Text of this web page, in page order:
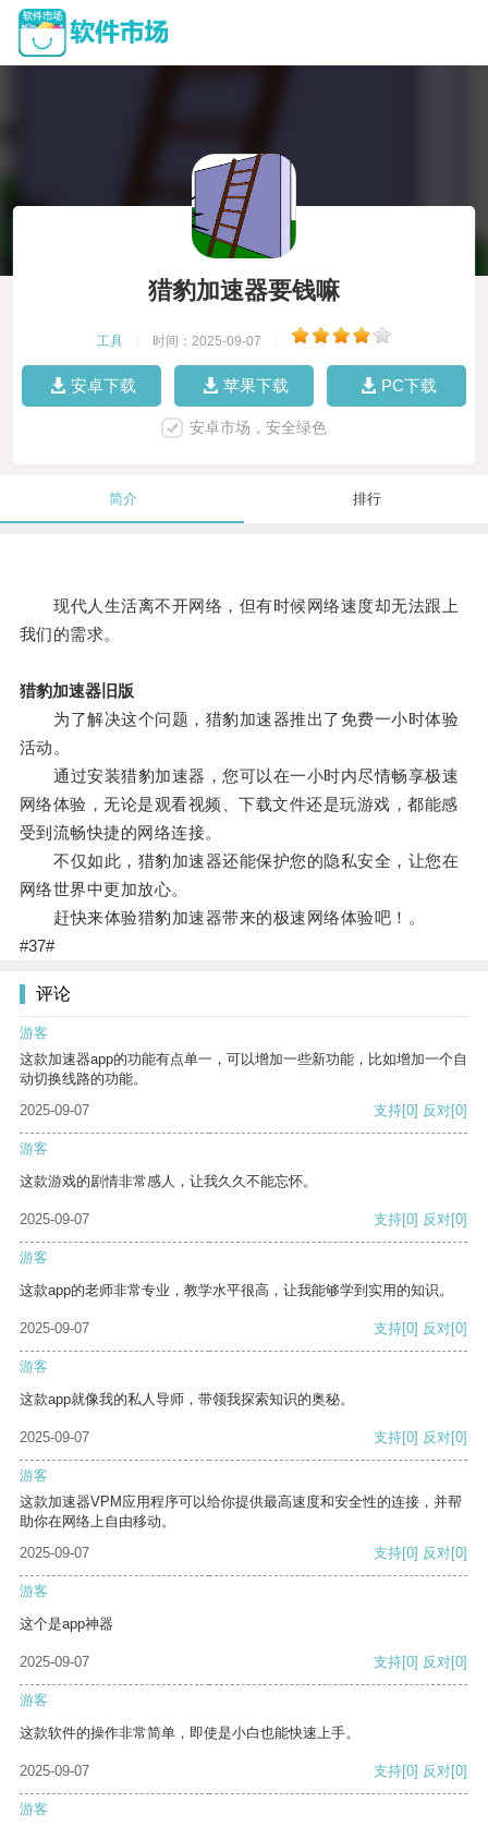
猎豹加速器要钱嘛
工具 时间：2025-09-07
安卓下载 苹果下载 PC下载
安卓市场，安全绿色
简介 排行
现代人生活离不开网络，但有时候网络速度却无法跟上
我们的需求。
猎豹加速器旧版
为了解决这个问题，猎豹加速器推出了免费一小时体验
活动。
通过安装猎豹加速器，您可以在一小时内尽情畅享极速
网络体验，无论是观看视频、下载文件还是玩游戏，都能感
受到流畅快捷的网络连接。
不仅如此，猎豹加速器还能保护您的隐私安全，让您在
网络世界中更加放心。
赶快来体验猎豹加速器带来的极速网络体验吧！。
#37#
评论
游客
这款加速器app的功能有点单一，可以增加一些新功能，比如增加一个自
动切换线路的功能。
2025-09-07
支持[0] 反对[0]
游客
这款游戏的剧情非常感人，让我久久不能忘怀。
2025-09-07 支持[0] 反对[0]
游客
这款app的老师非常专业，教学水平很高，让我能够学到实用的知识。
2025-09-07 支持[0] 反对[0]
游客
这款app就像我的私人导师，带领我探索知识的奥秘。
2025-09-07 支持[0] 反对[0]
游客
这款加速器VPM应用程序可以给你提供最高速度和安全性的连接，并帮
助你在网络上自由移动。
2025-09-07
支持[0] 反对[0]
游客
这个是app神器
2025-09-07 支持[0] 反对[0]
游客
这款软件的操作非常简单，即使是小白也能快速上手。
2025-09-07 支持[0] 反对[0]
游客